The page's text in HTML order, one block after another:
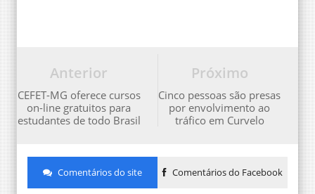
Próximo
Cinco pessoas são presas
por envolvimento ao
tráfico em Curvelo
Anterior
CEFET-MG oferece cursos
on-line gratuitos para
estudantes de todo Brasil
Comentários do site Comentários do Facebook